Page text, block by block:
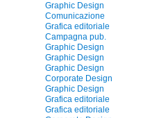
Graphic Design
Comunicazione
Grafica editoriale
Campagna pub.
Graphic Design
Graphic Design
Graphic Design
Corporate Design
Graphic Design
Grafica editoriale
Grafica editoriale